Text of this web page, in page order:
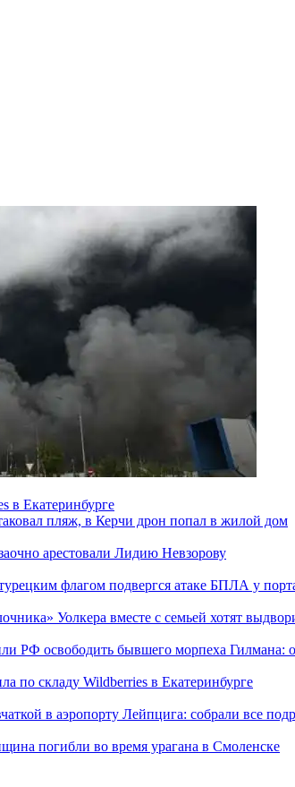
в Екатеринбурге
пляж, в Керчи дрон попал в жилой дом
арестовали Лидию Невзорову
флагом подвергся атаке БПЛА у
Уолкера вместе с семьей хотят
РФ освободить бывшего морпеха Гилмана:
по складу Wildberries в Екатеринбурге
в аэропорту Лейпцига: собрали все
погибли во время урагана в Смоленске